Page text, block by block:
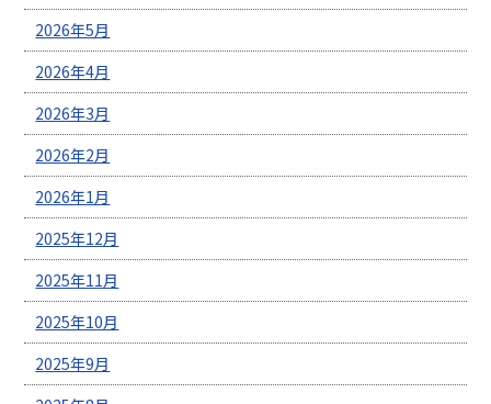
2026年5月
2026年4月
2026年3月
2026年2月
2026年1月
2025年12月
2025年11月
2025年10月
2025年9月